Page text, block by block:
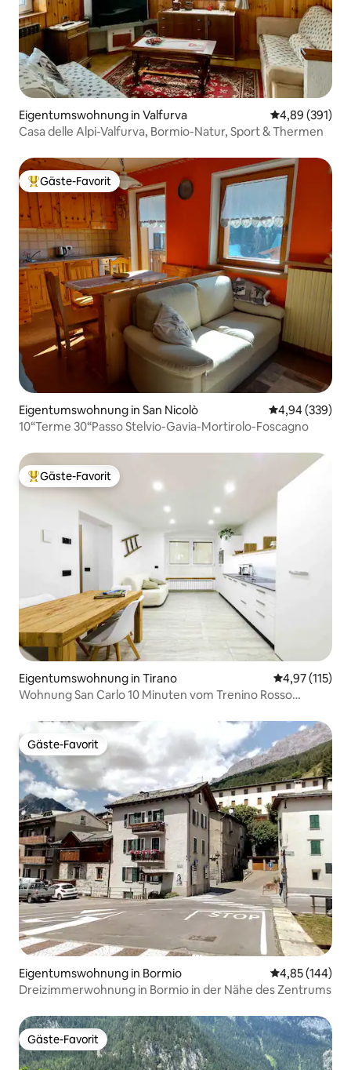
Eigentumswohnung in Valfurva
4,89 (391)
Casa delle Alpi-Valfurva, Bormio-Natur, Sport & Thermen
Beliebter Gäste-Favorit.
Gäste-Favorit
Eigentumswohnung in San Nicolò
4,94 (339)
10“Terme 30“Passo Stelvio-Gavia-Mortirolo-Foscagno
Beliebter Gäste-Favorit.
Gäste-Favorit
Eigentumswohnung in Tirano
4,97 (115)
Wohnung San Carlo 10 Minuten vom Trenino Rosso
Gäste-Favorit
Gäste-Favorit
Eigentumswohnung in Bormio
4,85 (144)
Dreizimmerwohnung in Bormio in der Nähe des Zentrums
Gäste-Favorit
Gäste-Favorit